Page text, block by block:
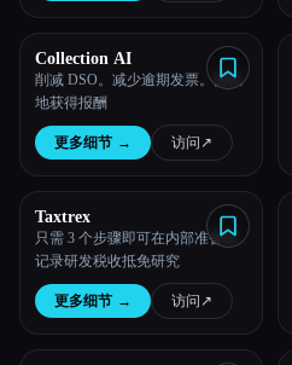
Collection AI
削减 DSO。减少逾期发票。更快
地获得报酬
更多细节 → 访问 ↗︎
Taxtrex
只需 3 个步骤即可在内部准备和
记录研发税收抵免研究
更多细节 → 访问 ↗︎